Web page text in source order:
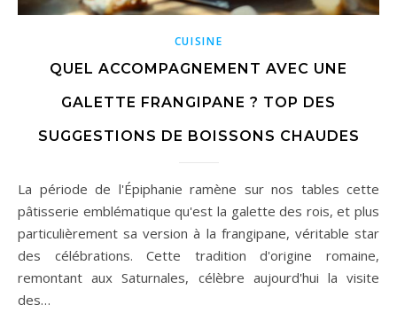
CUISINE
QUEL ACCOMPAGNEMENT AVEC UNE
GALETTE FRANGIPANE ? TOP DES
SUGGESTIONS DE BOISSONS CHAUDES
La période de l'Épiphanie ramène sur nos tables cette
pâtisserie emblématique qu'est la galette des rois, et plus
particulièrement sa version à la frangipane, véritable star
des célébrations. Cette tradition d'origine romaine,
remontant aux Saturnales, célèbre aujourd'hui la visite
des…